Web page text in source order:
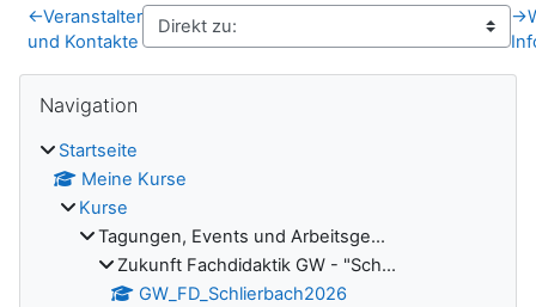
←Veranstalter
und Kontakte
→
Navigation
Startseite
Meine Kurse
Kurse
Tagungen, Events und Arbeitsge...
Zukunft Fachdidaktik GW - "Sch...
GW_FD_Schlierbach2026